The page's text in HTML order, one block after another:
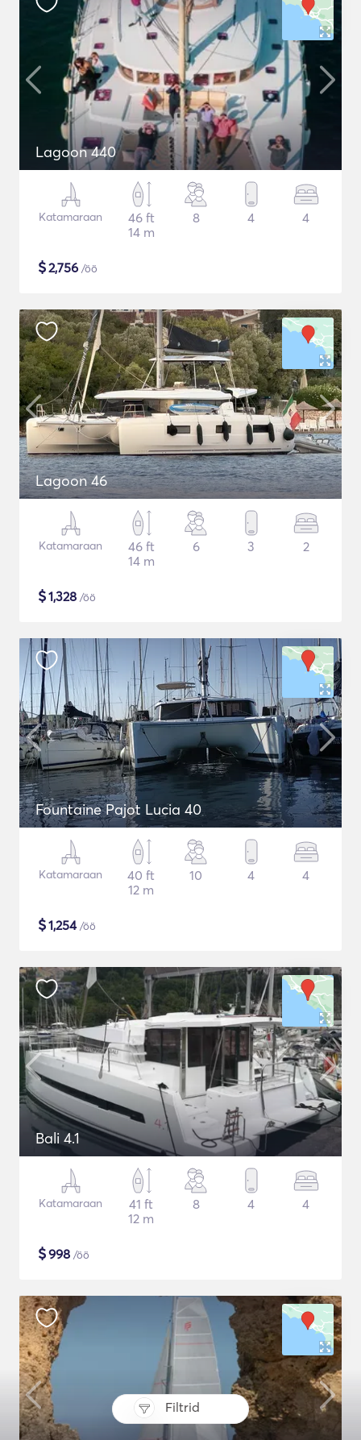
Filtrid
Lagoon 440
Katamaraan
46 ft
14 m
8 4 4
$2,756 /öö
Lagoon 46
Katamaraan
46 ft
14 m
6 3 2
$1,328 /öö
Fountaine Pajot Lucia 40
Katamaraan
40 ft
12 m
10 4 4
$1,254/öö
Bali 4.1
Katamaraan
41 ft
12 m
8 4 4
$998 /öö